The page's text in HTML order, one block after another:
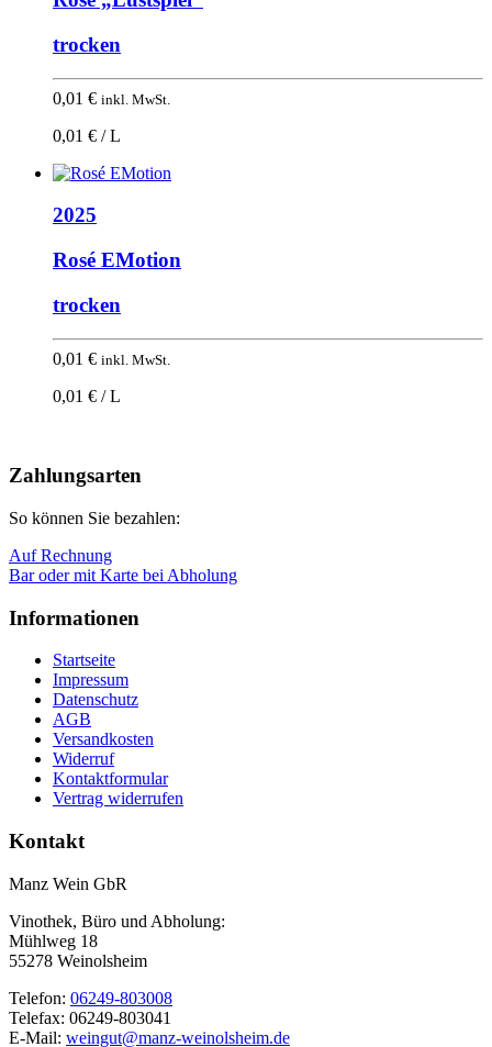
trocken
0,01 € inkl. MwSt.
0,01 € / L
2025
Rosé EMotion
trocken
0,01 € inkl. MwSt.
0,01 € / L
oben
Zahlungsarten
So können Sie bezahlen:
Auf Rechnung
Bar oder mit Karte bei Abholung
Informationen
Startseite
Impressum
Datenschutz
AGB
Versandkosten
Widerruf
Kontaktformular
Vertrag widerrufen
Kontakt
Manz Wein GbR
Vinothek, Büro und Abholung:
Mühlweg 18
55278 Weinolsheim
Telefon: 06249-803008
Telefax: 06249-803041
E-Mail: weingut@manz-weinolsheim.de